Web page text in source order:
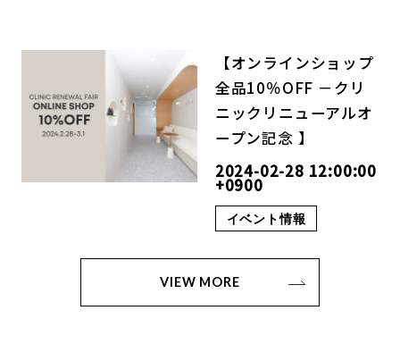
【オンラインショップ
全品10％OFF －クリ
ニックリニューアルオ
ープン記念 】
2024-02-28 12:00:00
+0900
イベント情報
VIEW MORE